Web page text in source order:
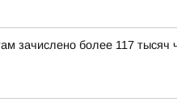
зачислено более 117 тысяч